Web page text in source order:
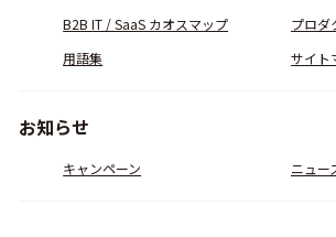
B2B IT / SaaS カオスマップ
プロダ
用語集
サイト
お知らせ
キャンペーン ニュー